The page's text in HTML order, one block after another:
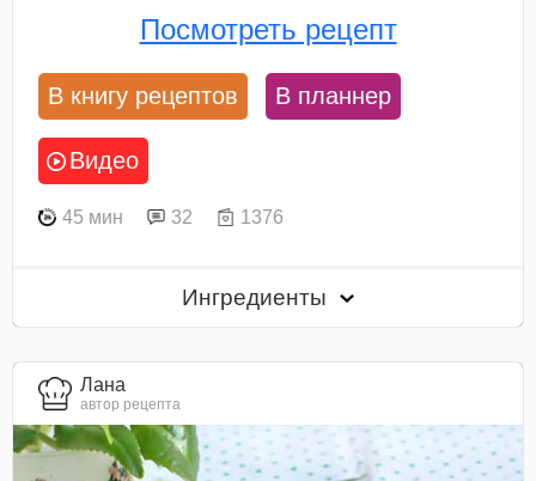
Посмотреть рецепт
В книгу рецептов В планнер
Видео
45 мин 32 1376
Ингредиенты
Лана
автор рецепта